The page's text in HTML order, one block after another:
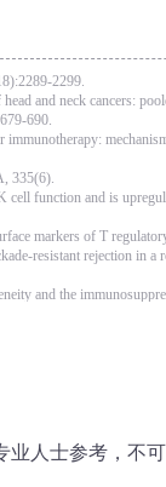
2299.
and neck cancers:
690.
335(6).
function and is
markers of T
resistant rejection in a
and the
double-blind,
业人士参考，不